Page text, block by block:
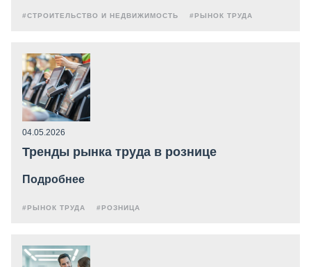
#СТРОИТЕЛЬСТВО И НЕДВИЖИМОСТЬ #РЫНОК ТРУДА
04.05.2026
Тренды рынка труда в рознице
Подробнее
#РЫНОК ТРУДА #РОЗНИЦА